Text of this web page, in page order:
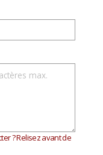
? Relisez avant de